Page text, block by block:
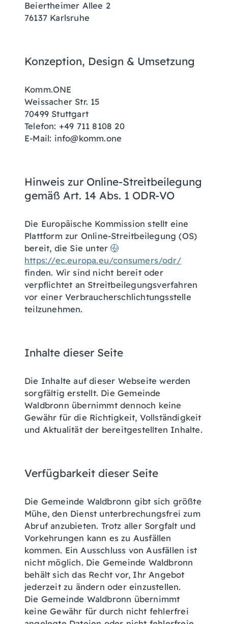
Beiertheimer Allee 2
76137 Karlsruhe
Konzeption, Design & Umsetzung
Komm.ONE
Weissacher Str. 15
70499 Stuttgart
Telefon: +49 711 8108 20
E-Mail: info@komm.one
Hinweis zur Online-Streitbeilegung
gemäß Art. 14 Abs. 1 ODR-VO
Die Europäische Kommission stellt eine
Plattform zur Online-Streitbeilegung (OS)
bereit, die Sie unter
https://ec.europa.eu/consumers/odr/
finden. Wir sind nicht bereit oder
verpflichtet an Streitbeilegungsverfahren
vor einer Verbraucherschlichtungsstelle
teilzunehmen.
Inhalte dieser Seite
Die Inhalte auf dieser Webseite werden
sorgfältig erstellt. Die Gemeinde
Waldbronn übernimmt dennoch keine
Gewähr für die Richtigkeit, Vollständigkeit
und Aktualität der bereitgestellten Inhalte.
Verfügbarkeit dieser Seite
Die Gemeinde Waldbronn gibt sich größte
Mühe, den Dienst unterbrechungsfrei zum
Abruf anzubieten. Trotz aller Sorgfalt und
Vorkehrungen kann es zu Ausfällen
kommen. Ein Ausschluss von Ausfällen ist
nicht möglich. Die Gemeinde Waldbronn
behält sich das Recht vor, Ihr Angebot
jederzeit zu ändern oder einzustellen.
Die Gemeinde Waldbronn übernimmt
keine Gewähr für durch nicht fehlerfrei